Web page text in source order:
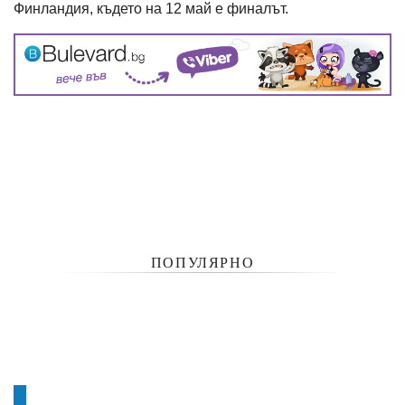
Финландия, където на 12 май е финалът.
ПОПУЛЯРНО